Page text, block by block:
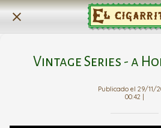
Vintage Series - a
Publicado el 29/11/
00:42 |